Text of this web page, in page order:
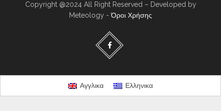
Copyright @2024 All Right Reserved – Developed by
Meteology -Όροι Χρήσης
Αγγλικα Ελληνικα